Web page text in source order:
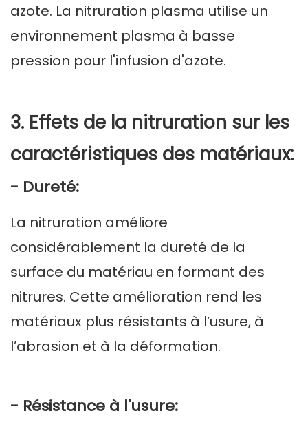
azote. La nitruration plasma utilise un
environnement plasma à basse
pression pour l'infusion d'azote.
3. Effets de la nitruration sur les
caractéristiques des matériaux:
- Dureté:
La nitruration améliore
considérablement la dureté de la
surface du matériau en formant des
nitrures. Cette amélioration rend les
matériaux plus résistants à l’usure, à
l’abrasion et à la déformation.
- Résistance à l'usure: